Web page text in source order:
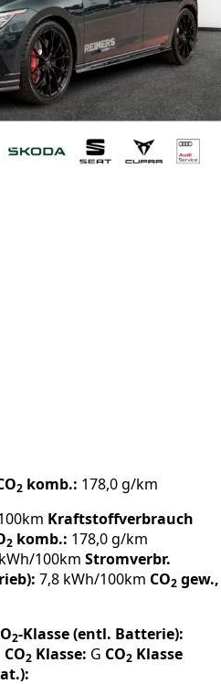
2 komb.: 178,0 g/km
Kraftstoffverbrauch
2 komb.: 178,0 g/km
kWh/100km Stromverbr.
7,8 kWh/100km CO2 gew.,
2-Klasse (entl. Batterie):
CO2 Klasse: G CO2 Klasse